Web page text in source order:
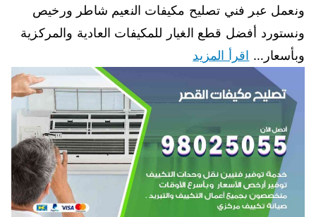
ونعمل عبر فني تصليح مكيفات النعيم شاطر ورخيص
ونستورد أفضل قطع الغيار للمكيفات العادية والمركزية
وبأسعار… اقرأ المزيد